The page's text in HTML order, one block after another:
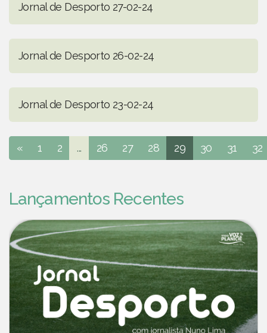
Jornal de Desporto 27-02-24
Jornal de Desporto 26-02-24
Jornal de Desporto 23-02-24
« 1 2 ... 26 27 28 29 30 31 32
Lançamentos Recentes